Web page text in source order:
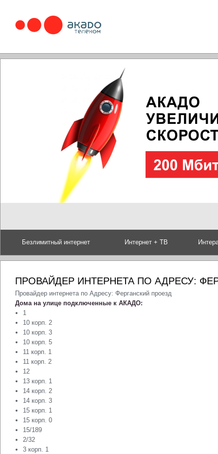
Безлимитный интернет Интернет + ТВ
ПРОВАЙДЕР ИНТЕРНЕТА ПО АДРЕСУ:
Провайдер интернета по Адресу: Ферганский проезд
Дома на улице подключенные к АКАДО:
1
10 корп. 2
10 корп. 3
10 корп. 5
11 корп. 1
11 корп. 2
12
13 корп. 1
14 корп. 2
14 корп. 3
15 корп. 1
15 корп. 0
15/189
2/32
3 корп. 1